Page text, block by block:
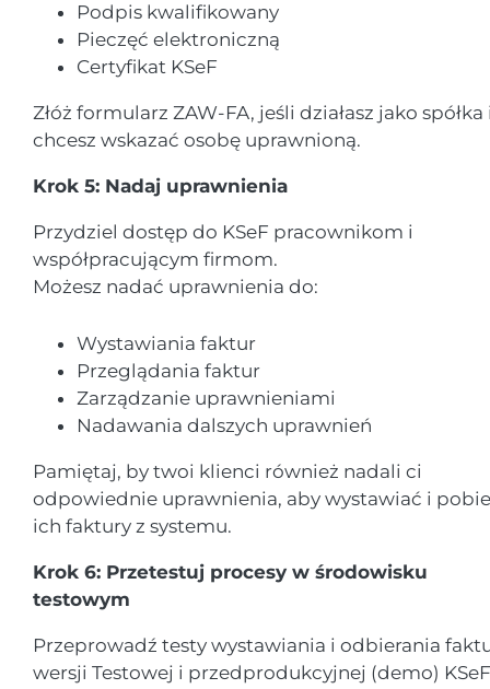
Podpis kwalifikowany
Pieczęć elektroniczną
Certyfikat KSeF
Złóż formularz ZAW-FA, jeśli działasz jako spółka
chcesz wskazać osobę uprawnioną.
Krok 5: Nadaj uprawnienia
Przydziel dostęp do KSeF pracownikom i
współpracującym firmom.
Możesz nadać uprawnienia do:
Wystawiania faktur
Przeglądania faktur
Zarządzanie uprawnieniami
Nadawania dalszych uprawnień
Pamiętaj, by twoi klienci również nadali ci
odpowiednie uprawnienia, aby wystawiać i
ich faktury z systemu.
Krok 6: Przetestuj procesy w środowisku
testowym
Przeprowadź testy wystawiania i odbierania
wersji Testowej i przedprodukcyjnej (demo)